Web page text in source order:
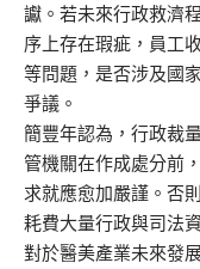
讞。若未來行政救濟
序上存在瑕疵，員工
等問題，是否涉及國
爭議。
簡豐年認為，行政裁
管機關在作成處分前
求就應愈加嚴謹。否
耗費大量行政與司法
對於醫美產業未來發